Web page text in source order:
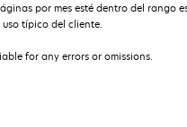
por mes esté dentro del
típico del cliente.
for any errors or omissions.